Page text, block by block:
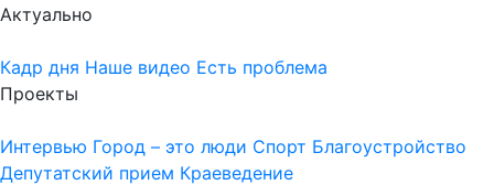
Актуально
Кадр дня Наше видео Есть проблема
Проекты
Интервью Город – это люди Спорт Благоустройство
Депутатский прием Краеведение